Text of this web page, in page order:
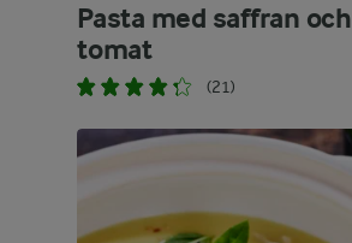
Pasta med saffran och
tomat
(21)